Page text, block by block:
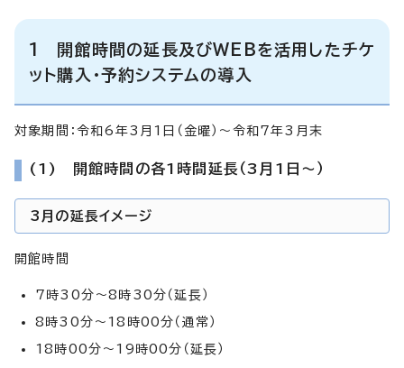
1 開館時間の延長及びWEBを活用したチケ
ット購入・予約システムの導入
対象期間：令和6年3月1日（金曜）～令和7年3月末
(1) 開館時間の各1時間延長（3月1日～）
3月の延長イメージ
開館時間
7時30分～8時30分（延長）
8時30分～18時00分（通常）
18時00分～19時00分（延長）